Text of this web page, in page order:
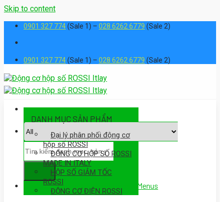
Skip to content
0901 327 774(Sale 1) – 028 6262 6779 (Sale 2)
0901 327 774(Sale 1) – 028 6262 6779 (Sale 2)
Assign a menu in Theme Options > Menus
DANH MỤC SẢN PHẨM
Đại lý phân phối động cơ
hộp số ROSSI
ĐỘNG CƠ HỘP SỐ ROSSI
MADE IN ITALY
HỘP SỐ GIẢM TỐC
ROSSI
ĐỘNG CƠ ĐIỆN ROSSI